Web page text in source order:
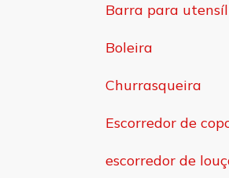
Barra para
Boleira
Churrasqueira
Escorredor de
escorredor de